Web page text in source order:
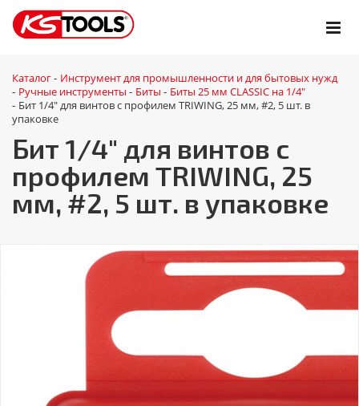
Каталог - Инструмент для промышленности и для бытовых нужд
- Ручные инструменты - Биты - Биты 25 мм CLASSIC на 1/4"
- Бит 1/4" для винтов с профилем TRIWING, 25 мм, #2, 5 шт. в
упаковке
Бит 1/4" для винтов с
профилем TRIWING, 25
мм, #2, 5 шт. в упаковке